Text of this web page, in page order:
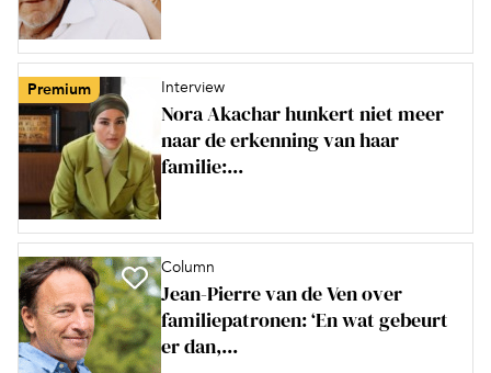
Premium Interview
Nora Akachar hunkert niet meer
naar de erkenning van haar
familie:...
Column
Jean-Pierre van de Ven over
familiepatronen: ‘En wat gebeurt
er dan,...